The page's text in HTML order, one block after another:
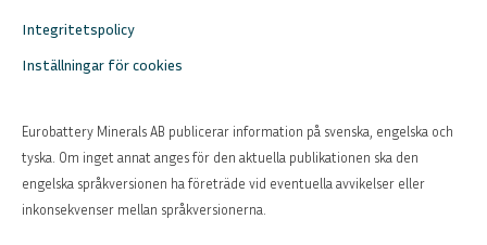
Integritetspolicy
Inställningar för cookies
Eurobattery Minerals AB publicerar information på svenska, engelska och
tyska. Om inget annat anges för den aktuella publikationen ska den
engelska språkversionen ha företräde vid eventuella avvikelser eller
inkonsekvenser mellan språkversionerna.